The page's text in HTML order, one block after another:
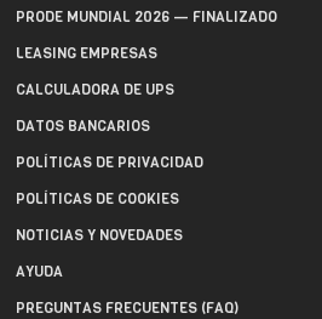
PRODE MUNDIAL 2026 — FINALIZADO
LEASING EMPRESAS
CALCULADORA DE UPS
DATOS BANCARIOS
POLÍTICAS DE PRIVACIDAD
POLÍTICAS DE COOKIES
NOTICIAS Y NOVEDADES
AYUDA
PREGUNTAS FRECUENTES (FAQ)